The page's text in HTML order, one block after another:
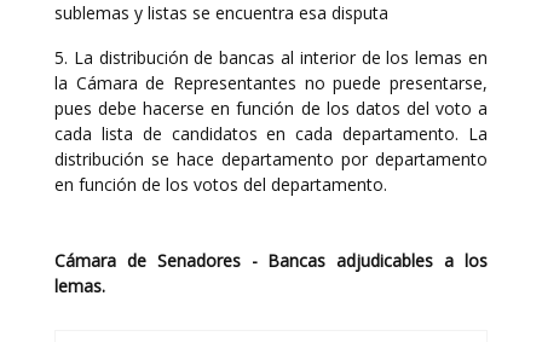
sublemas y listas se encuentra esa disputa
5. La distribución de bancas al interior de los lemas en
la Cámara de Representantes no puede presentarse,
pues debe hacerse en función de los datos del voto a
cada lista de candidatos en cada departamento. La
distribución se hace departamento por departamento
en función de los votos del departamento.
Cámara de Senadores - Bancas adjudicables a los
lemas.